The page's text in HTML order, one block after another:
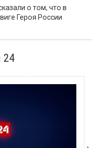
о том, что в
Героя России
24